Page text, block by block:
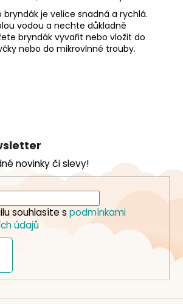
bryndák je velice snadná a rychlá.
vodou a nechte důkladně
bryndák vyvařit nebo vložit do
nebo do mikrovlnné trouby.
novinky či slevy!
souhlasíte s podmínkami
údajů